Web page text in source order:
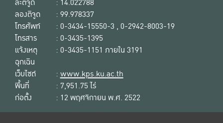
ละติจูด
: 14.022788
ลองติจูด
: 99.978337
โทรศัพท์
: 0-3434-15550-3 , 0-2942-8003-19
โทรสาร
: 0-3435-1395
แจ้งเหตุ
ฉุกเฉิน
: 0-3435-1151 ภายใน 3191
เว็บไซต์
:www.kps.ku.ac.th
พื้นที่
: 7,951.75 ไร่
ก่อตั้ง
: 12 พฤศจิกายน พ.ศ. 2522